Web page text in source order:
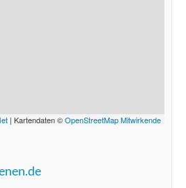
| Kartendaten ©OpenStreetMap Mitwirkende